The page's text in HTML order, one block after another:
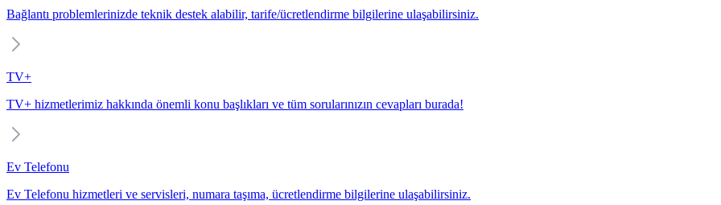
Bağlantı problemlerinizde teknik destek alabilir, tarife/ücretlendirme bilgilerine ulaşabilirsiniz.
TV+
TV+ hizmetlerimiz hakkında önemli konu başlıkları ve tüm sorularınızın cevapları burada!
Ev Telefonu
Ev Telefonu hizmetleri ve servisleri, numara taşıma, ücretlendirme bilgilerine ulaşabilirsiniz.